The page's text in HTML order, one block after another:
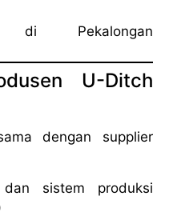
di Pekalongan
U-Ditch
dengan supplier
sistem produksi